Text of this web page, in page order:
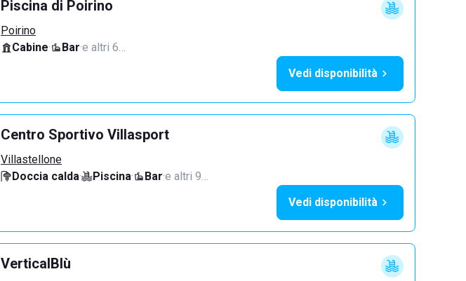
Piscina di Poirino
Poirino
Cabine· Bar·e altri 6…
Vedi disponibilità
Centro Sportivo Villasport
Villastellone
Doccia calda· Piscina· Bar·e altri 9…
Vedi disponibilità
VerticalBlù